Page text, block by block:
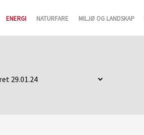
ENERGI NATURFARE MILJØ OG LANDSKAP